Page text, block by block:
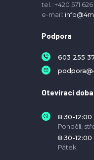
tel.: +420 571
e-mail:
Podpora
603 255
Otevírací
8:30-12:00
Pondělí,
8:30-12:00
Pátek